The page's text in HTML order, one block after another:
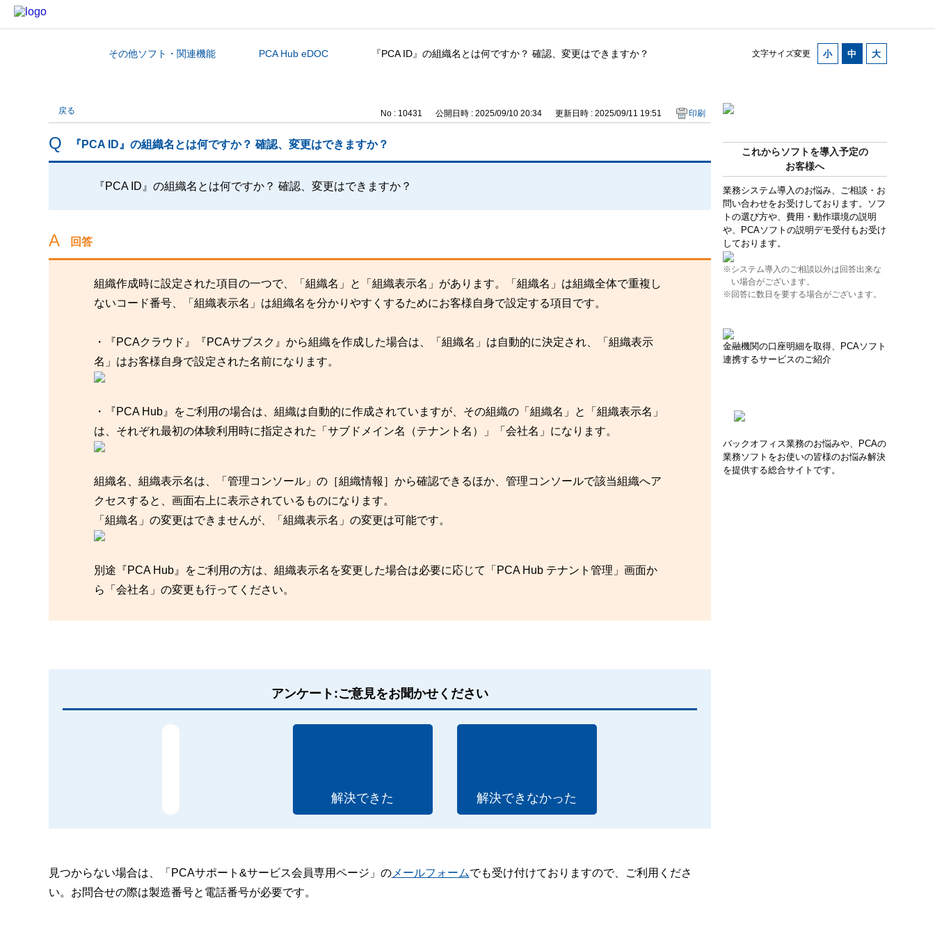
文字サイズ変更
カテゴリから探すその他ソフト・関連機能 PCA Hub eDOC 『PCA ID』の組織名とは何ですか？ 確認、変更はできますか？
これからソフトを導入予定の
お客様へ
業務システム導入のお悩み、ご相談・お
問い合わせをお受けしております。ソフ
トの選び方や、費用・動作環境の説明
や、PCAソフトの説明デモ受付もお受け
しております。
※システム導入のご相談以外は回答出来な
い場合がございます。
※回答に数日を要する場合がございます。
金融機関の口座明細を取得、PCAソフト
連携するサービスのご紹介
バックオフィス業務のお悩みや、PCAの
業務ソフトをお使いの皆様のお悩み解決
を提供する総合サイトです。
戻る No : 10431 公開日時 : 2025/09/10 20:34 更新日時 : 2025/09/11 19:51 印刷
『PCA ID』の組織名とは何ですか？ 確認、変更はできますか？
『PCA ID』の組織名とは何ですか？ 確認、変更はできますか？
回答
組織作成時に設定された項目の一つで、「組織名」と「組織表示名」があります。「組織名」は組織全体で重複し
ないコード番号、「組織表示名」は組織名を分かりやすくするためにお客様自身で設定する項目です。
・『PCAクラウド』『PCAサブスク』から組織を作成した場合は、「組織名」は自動的に決定され、「組織表示
名」はお客様自身で設定された名前になります。
・『PCA Hub』をご利用の場合は、組織は自動的に作成されていますが、その組織の「組織名」と「組織表示名」
は、それぞれ最初の体験利用時に指定された「サブドメイン名（テナント名）」「会社名」になります。
組織名、組織表示名は、「管理コンソール」の［組織情報］から確認できるほか、管理コンソールで該当組織へア
クセスすると、画面右上に表示されているものになります。
「組織名」の変更はできませんが、「組織表示名」の変更は可能です。
別途『PCA Hub』をご利用の方は、組織表示名を変更した場合は必要に応じて「PCA Hub テナント管理」画面か
ら「会社名」の変更も行ってください。
アンケート:ご意見をお聞かせください
解決できた 解決できなかった
見つからない場合は、「PCAサポート&サービス会員専用ページ」のメールフォームでも受け付けておりますので、ご利用くださ
い。お問合せの際は製造番号と電話番号が必要です。